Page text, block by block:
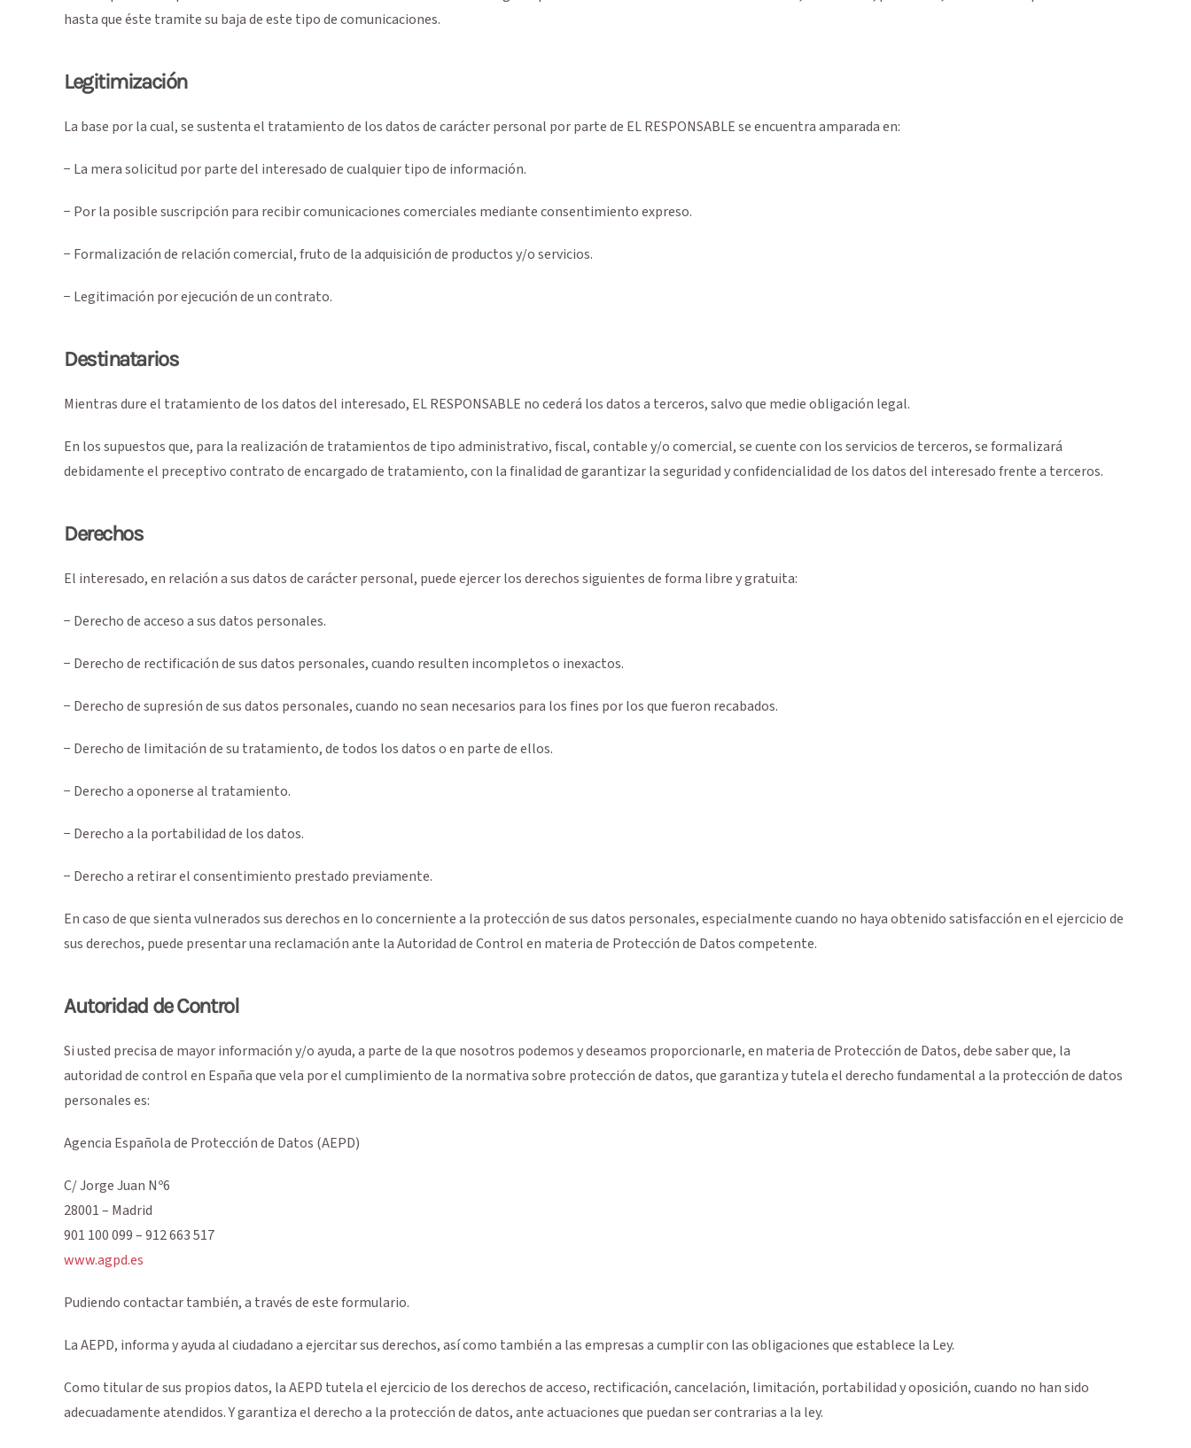
hasta que éste tramite su baja de este tipo de comunicaciones.
Legitimización
La base por la cual, se sustenta el tratamiento de los datos de carácter personal por parte de EL RESPONSABLE se encuentra amparada en:
− La mera solicitud por parte del interesado de cualquier tipo de información.
− Por la posible suscripción para recibir comunicaciones comerciales mediante consentimiento expreso.
− Formalización de relación comercial, fruto de la adquisición de productos y/o servicios.
− Legitimación por ejecución de un contrato.
Destinatarios
Mientras dure el tratamiento de los datos del interesado, EL RESPONSABLE no cederá los datos a terceros, salvo que medie obligación legal.
En los supuestos que, para la realización de tratamientos de tipo administrativo, fiscal, contable y/o comercial, se cuente con los servicios de terceros, se formalizará
debidamente el preceptivo contrato de encargado de tratamiento, con la finalidad de garantizar la seguridad y confidencialidad de los datos del interesado frente a terceros.
Derechos
El interesado, en relación a sus datos de carácter personal, puede ejercer los derechos siguientes de forma libre y gratuita:
− Derecho de acceso a sus datos personales.
− Derecho de rectificación de sus datos personales, cuando resulten incompletos o inexactos.
− Derecho de supresión de sus datos personales, cuando no sean necesarios para los fines por los que fueron recabados.
− Derecho de limitación de su tratamiento, de todos los datos o en parte de ellos.
− Derecho a oponerse al tratamiento.
− Derecho a la portabilidad de los datos.
− Derecho a retirar el consentimiento prestado previamente.
En caso de que sienta vulnerados sus derechos en lo concerniente a la protección de sus datos personales, especialmente cuando no haya obtenido satisfacción en el ejercicio de
sus derechos, puede presentar una reclamación ante la Autoridad de Control en materia de Protección de Datos competente.
Autoridad de Control
Si usted precisa de mayor información y/o ayuda, a parte de la que nosotros podemos y deseamos proporcionarle, en materia de Protección de Datos, debe saber que, la
autoridad de control en España que vela por el cumplimiento de la normativa sobre protección de datos, que garantiza y tutela el derecho fundamental a la protección de datos
personales es:
Agencia Española de Protección de Datos (AEPD)
C/ Jorge Juan Nº6
28001 – Madrid
901 100 099 – 912 663 517
www.agpd.es
Pudiendo contactar también, a través de este formulario.
La AEPD, informa y ayuda al ciudadano a ejercitar sus derechos, así como también a las empresas a cumplir con las obligaciones que establece la Ley.
Como titular de sus propios datos, la AEPD tutela el ejercicio de los derechos de acceso, rectificación, cancelación, limitación, portabilidad y oposición, cuando no han sido
adecuadamente atendidos. Y garantiza el derecho a la protección de datos, ante actuaciones que puedan ser contrarias a la ley.